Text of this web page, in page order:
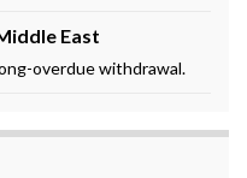
East
overdue withdrawal.